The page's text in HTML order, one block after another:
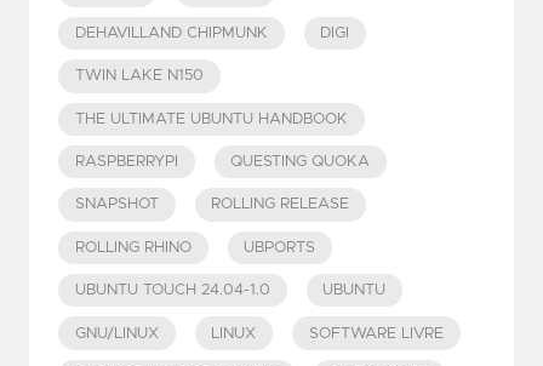
DEHAVILLAND CHIPMUNK DIGI
TWIN LAKE N150
THE ULTIMATE UBUNTU HANDBOOK
RASPBERRYPI QUESTING QUOKA
SNAPSHOT ROLLING RELEASE
ROLLING RHINO UBPORTS
UBUNTU TOUCH 24.04-1.0 UBUNTU
GNU/LINUX LINUX SOFTWARE LIVRE